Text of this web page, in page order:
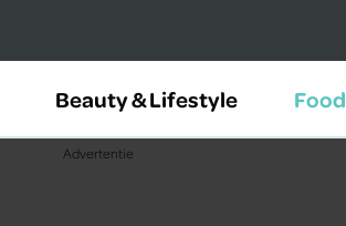
Beauty & Lifestyle Food